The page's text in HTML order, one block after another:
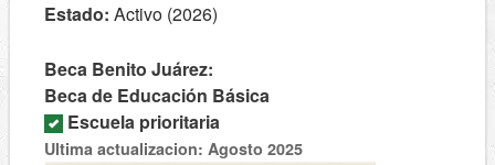
Estado: Activo (2026)
Beca Benito Juárez:
Beca de Educación Básica
Escuela prioritaria
Ultima actualizacion: Agosto 2025